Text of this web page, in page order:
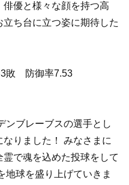
優と様々な顔を持つ高
ち台に立つ姿に期待した
敗 防御率7.53
ンブレーブスの選手とし
りました！ みなさまに
で魂を込めた投球をして
地球を盛り上げていきま